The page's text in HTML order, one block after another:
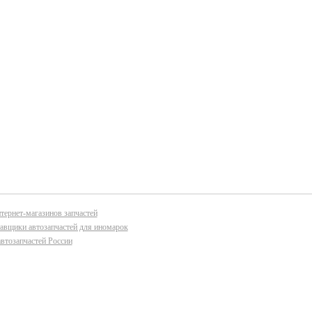
магазинов запчастей
автозапчастей для иномарок
России